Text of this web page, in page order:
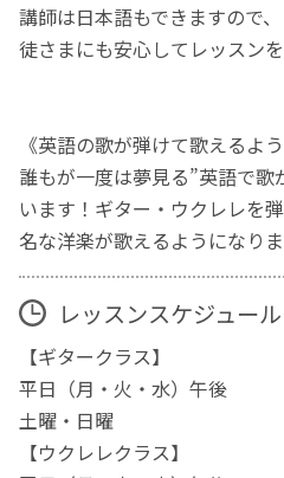
講師は日本語もできますので
徒さまにも安心してレッスン
《英語の歌が弾けて歌えるよ
誰もが一度は夢見る”英語で
います！ギター・ウクレレを
名な洋楽が歌えるようになりま
レッスンスケジュール
【ギタークラス】
平日（月・火・水）午後
土曜・日曜
【ウクレレクラス】